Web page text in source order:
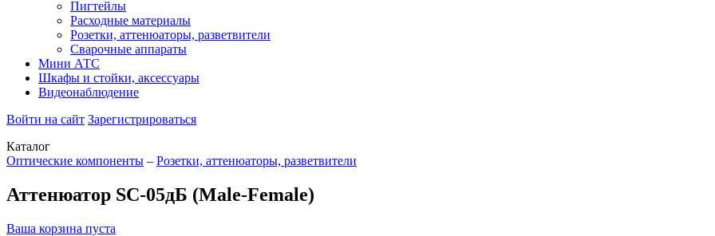
Пигтейлы
Расходные материалы
Розетки, аттенюаторы, разветвители
Сварочные аппараты
Мини АТС
Шкафы и стойки, аксессуары
Видеонаблюдение
Войти на сайт Зарегистрироваться
Каталог
Оптические компоненты – Розетки, аттенюаторы, разветвители
Аттенюатор SC-05дБ (Male-Female)
Ваша корзина пуста